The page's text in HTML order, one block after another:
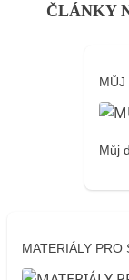
ČLÁNKY
MŮJ
Můj
MATERIÁLY PRO